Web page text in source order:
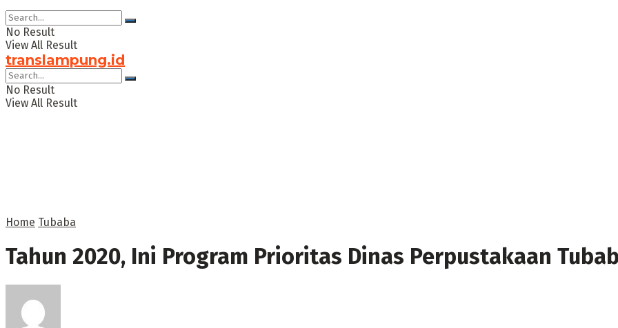
No Result
View All Result
translampung.id
No Result
View All Result
Home Tubaba
Tahun 2020, Ini Program Prioritas Dinas Perpustakaan